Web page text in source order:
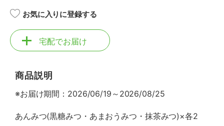
お気に入りに登録する
宅配でお届け
商品説明
※お届け期間：2026/06/19～2026/08/25
あんみつ(黒糖みつ・あまおうみつ・抹茶みつ)×各2